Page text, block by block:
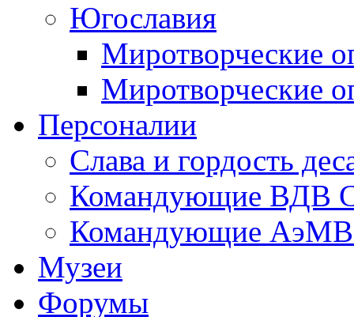
Югославия
Миротворческие
Миротворческие
Персоналии
Слава и гордость
Командующие ВДВ
Командующие АэМВ
Музеи
Форумы